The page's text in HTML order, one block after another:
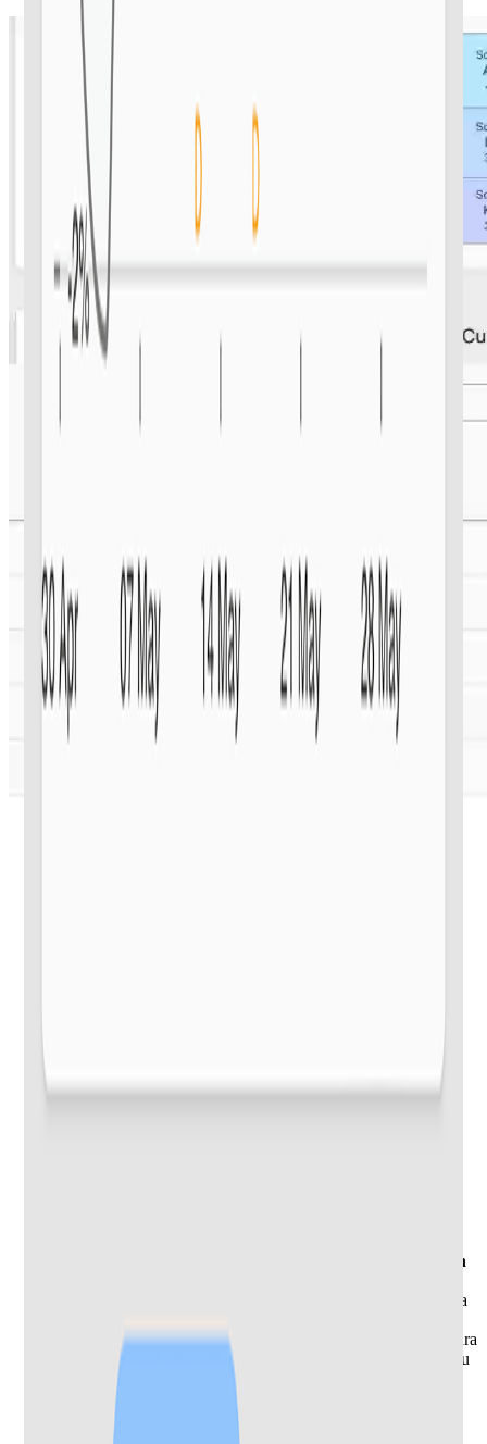
Haz seguimiento de dividendos conservando la retención
Importa cada pago de tu broker con la retención fiscal exacta
Reino Unido, Alemania, Países Bajos, Francia y Polonia, para
que la cifra en tu declaración de la renta coincida con la de tu
seguimiento.